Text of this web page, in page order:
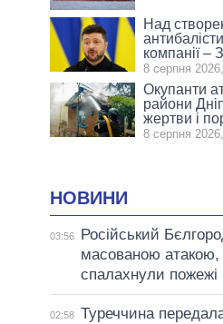
Над
компанії –
8 серпня
Окупанти
райони
жертви і
8 серпня
НОВИНИ
03:56
Російський
масованою атакою,
спалахнули пожежі
02:58 Туреччина